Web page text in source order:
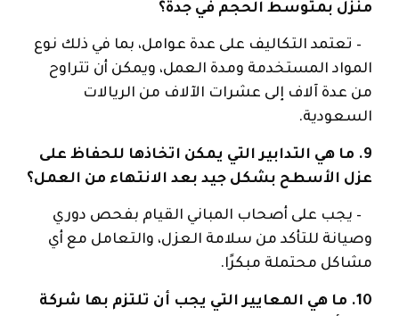
منزل بمتوسط ​​الحجم في جدة؟
– تعتمد التكاليف على عدة عوامل، بما في ذلك نوع
المواد المستخدمة ومدة العمل، ويمكن أن تتراوح
من عدة آلاف إلى عشرات الآلاف من الريالات
السعودية.
9. ما هي التدابير التي يمكن اتخاذها للحفاظ على
عزل الأسطح بشكل جيد بعد الانتهاء من العمل؟
– يجب على أصحاب المباني القيام بفحص دوري
وصيانة للتأكد من سلامة العزل، والتعامل مع أي
مشاكل محتملة مبكرًا.
10. ما هي المعايير التي يجب أن تلتزم بها شركة